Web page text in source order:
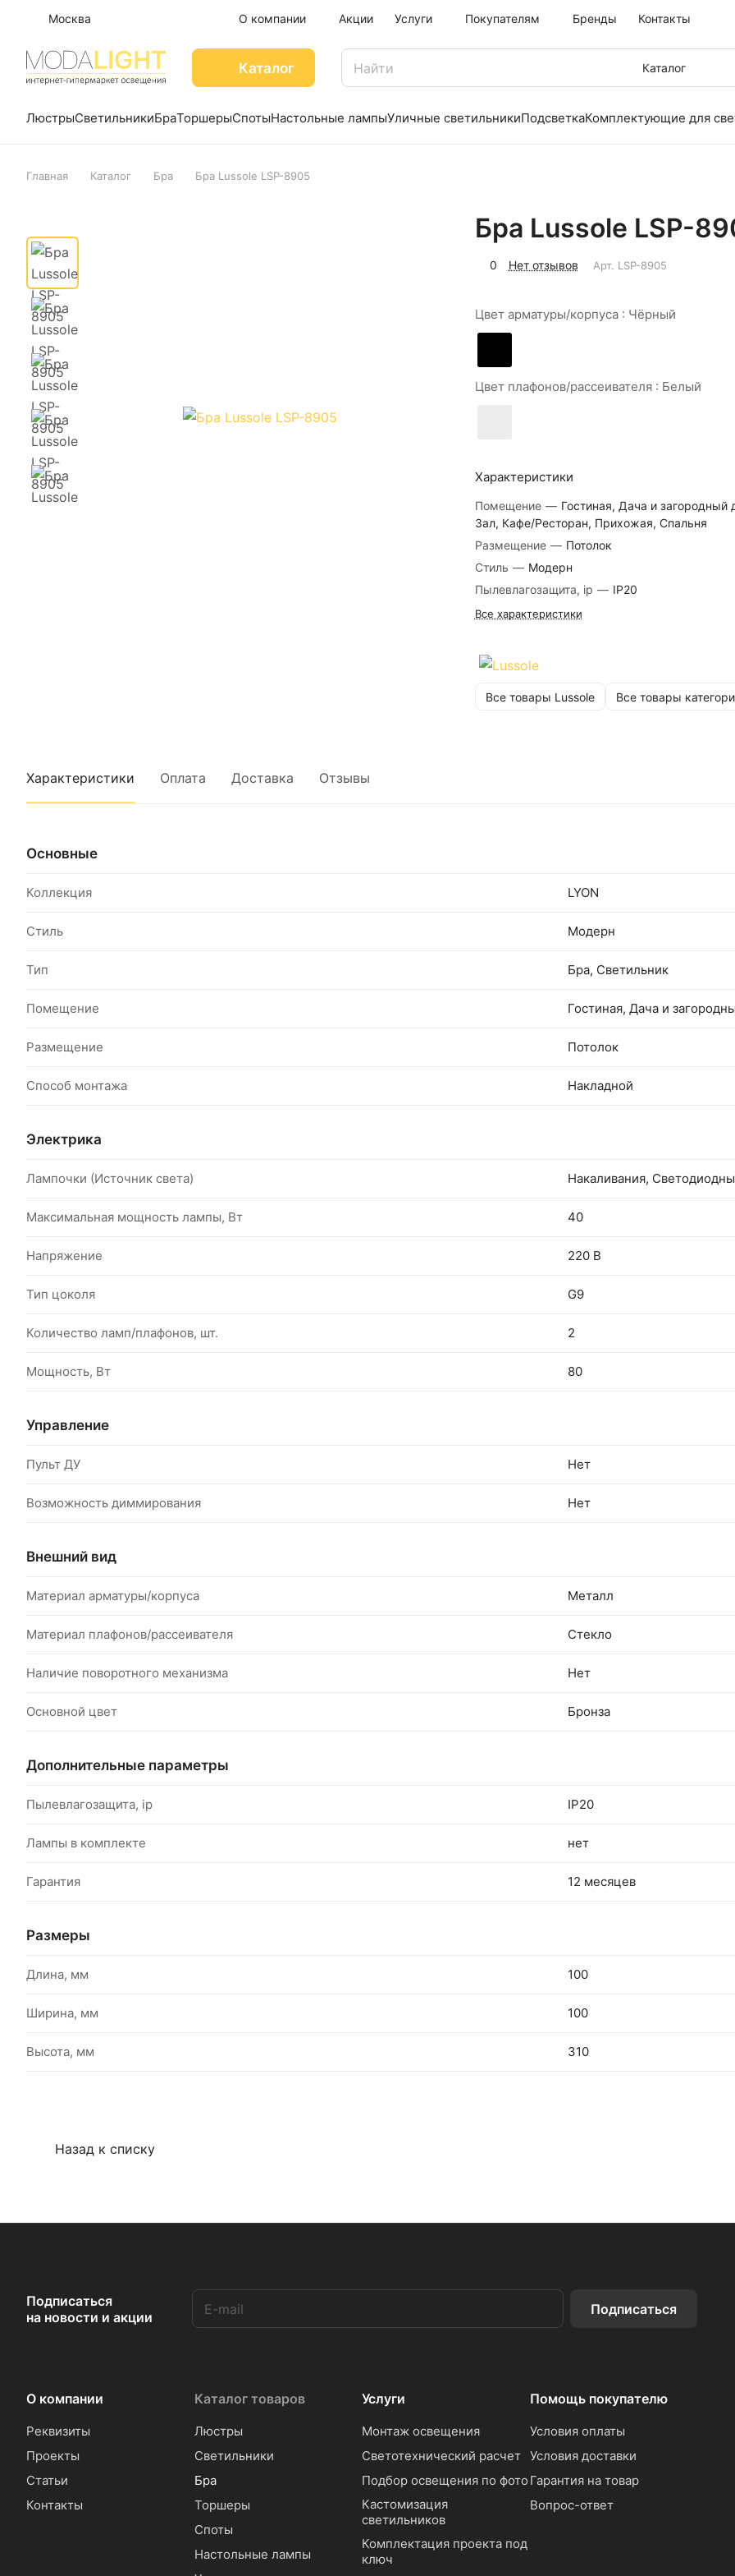
Москва О компании Акции Услуги Покупателям Бренды Контакты
Каталог Каталог
ЛюстрыСветильникиБраТоршерыСпотыНастольные лампыУличные светильникиПодсветкаКомплектующие для
Главная Каталог Бра Бра Lussole LSP-8905
Бра Lussole LSP-
0 Нет отзывов Арт. LSP-8905
Цвет арматуры/корпуса : Чёрный
Цвет плафонов/рассеивателя : Белый
Характеристики
Помещение — Гостиная, Дача и загородный
Зал, Кафе/Ресторан, Прихожая, Спальня
Размещение — Потолок
Стиль — Модерн
Пылевлагозащита, ip — IP20
Все характеристики
Все товары Lussole Все товары
Характеристики Оплата Доставка Отзывы
Основные
Коллекция LYON
Стиль Модерн
Тип Бра, Светильник
Помещение Гостиная, Дача и
Размещение Потолок
Способ монтажа Накладной
Электрика
Лампочки (Источник света) Накаливания,
Максимальная мощность лампы, Вт 40
Напряжение 220 В
Тип цоколя G9
Количество ламп/плафонов, шт. 2
Мощность, Вт 80
Управление
Пульт ДУ Нет
Возможность диммирования Нет
Внешний вид
Материал арматуры/корпуса Металл
Материал плафонов/рассеивателя Стекло
Наличие поворотного механизма Нет
Основной цвет Бронза
Дополнительные параметры
Пылевлагозащита, ip IP20
Лампы в комплекте нет
Гарантия 12 месяцев
Размеры
Длина, мм 100
Ширина, мм 100
Высота, мм 310
Назад к списку
Подписаться
на новости и акции
Подписаться
О компании
Реквизиты
Проекты
Статьи
Контакты
Каталог товаров
Люстры
Светильники
Бра
Торшеры
Споты
Настольные лампы
Услуги
Монтаж освещения
Светотехнический расчет
Подбор освещения по фото
Кастомизация
светильников
Комплектация проекта под
ключ
Помощь покупателю
Условия оплаты
Условия доставки
Гарантия на товар
Вопрос-ответ